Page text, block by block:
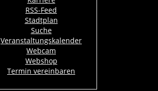
RSS-Feed
Stadtplan
Suche
Veranstaltungskalender
Webcam
Webshop
Termin vereinbaren